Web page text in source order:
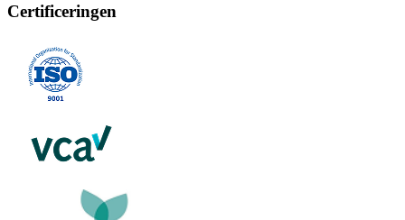
Certificeringen